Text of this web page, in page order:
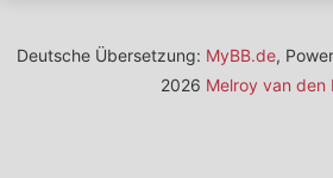
Deutsche Übersetzung: MyBB.de,
2026 Melroy van den